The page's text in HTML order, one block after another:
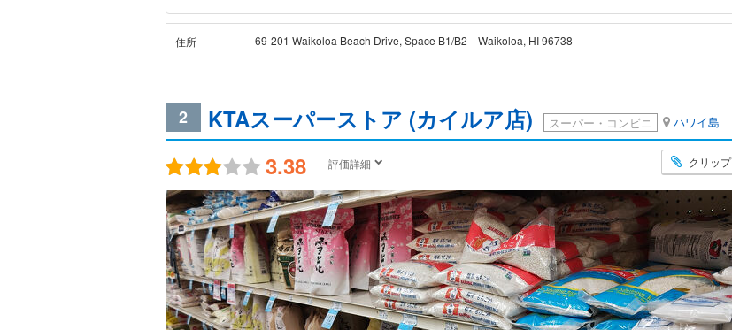
住所 69-201 Waikoloa Beach Drive, Space B1/B2 Waikoloa, HI 96738
2 KTAスーパーストア (カイルア店) スーパー・コンビニ ハワイ島
3.38 評価詳細 クリップ